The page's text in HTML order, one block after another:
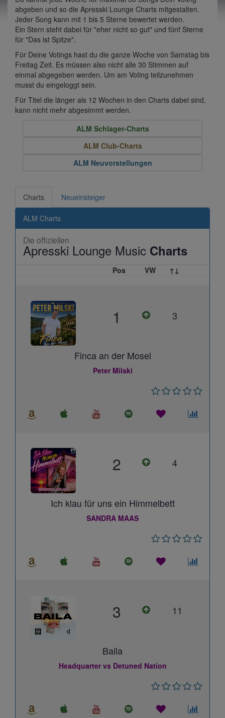
abgeben und so die Apresski Lounge Charts mitgestalten.
Jeder Song kann mit 1 bis 5 Sterne bewertet werden.
Ein Stern steht dabei für "eher nicht so gut" und fünf Sterne
für "Das ist Spitze".
Für Deine Votings hast du die ganze Woche von Samstag bis
Freitag Zeit. Es müssen also nicht alle 30 Stimmen auf
einmal abgegeben werden. Um am Voting teilzunehmen
musst du eingeloggt sein.
Für Titel die länger als 12 Wochen in den Charts dabei sind,
kann nicht mehr abgesimmt werden.
ALM Schlager-Charts
ALM Club-Charts
ALM Neuvorstellungen
Charts Neueinsteiger
ALM Charts
Die offiziellen
Apresski Lounge Music Charts
Pos VW ↑↓
1 3
Finca an der Mosel
Peter Milski
2 4
Ich klau für uns ein Himmelbett
SANDRA MAAS
3 11
Baila
Headquarter vs Detuned Nation